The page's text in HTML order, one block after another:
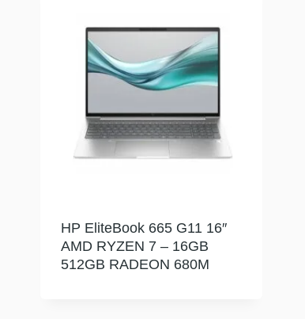
HP EliteBook 665 G11 16″
AMD RYZEN 7 – 16GB
512GB RADEON 680M